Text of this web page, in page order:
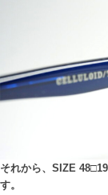
それから、SIZE
す。